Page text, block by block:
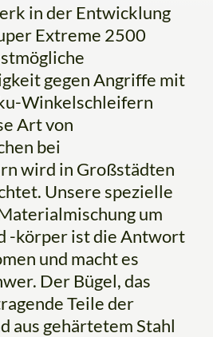
in der Entwicklung
Extreme 2500
gegen Angriffe mit
Winkelschleifern
Art von
bei
wird in Großstädten
Unsere spezielle
um
-körper ist die Antwort
und macht es
Der Bügel, das
Teile der
aus gehärtetem Stahl